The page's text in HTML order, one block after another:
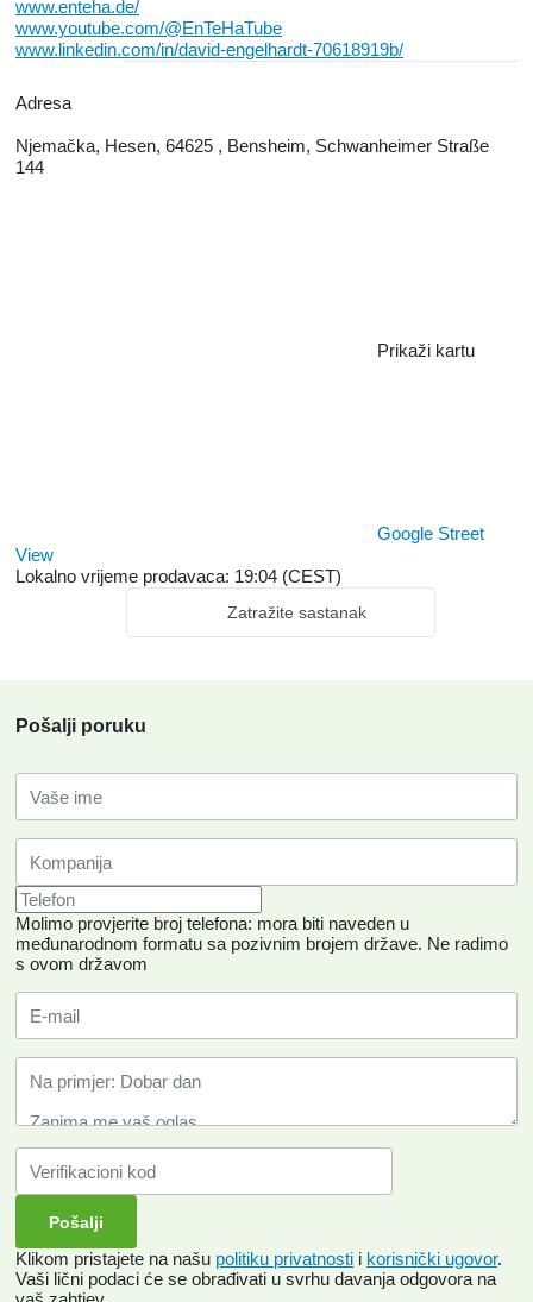
www.enteha.de/
www.youtube.com/@EnTeHaTube
www.linkedin.com/in/david-engelhardt-70618919b/
Adresa
Njemačka, Hesen, 64625 , Bensheim, Schwanheimer Straße
144
Prikaži kartu
Google Street
View
Lokalno vrijeme prodavaca: 19:04 (CEST)
Zatražite sastanak
Pošalji poruku
Molimo provjerite broj telefona: mora biti naveden u
međunarodnom formatu sa pozivnim brojem države. Ne radimo
s ovom državom
Klikom pristajete na našu politiku privatnosti i korisnički ugovor.
Vaši lični podaci će se obrađivati ​​u svrhu davanja odgovora na